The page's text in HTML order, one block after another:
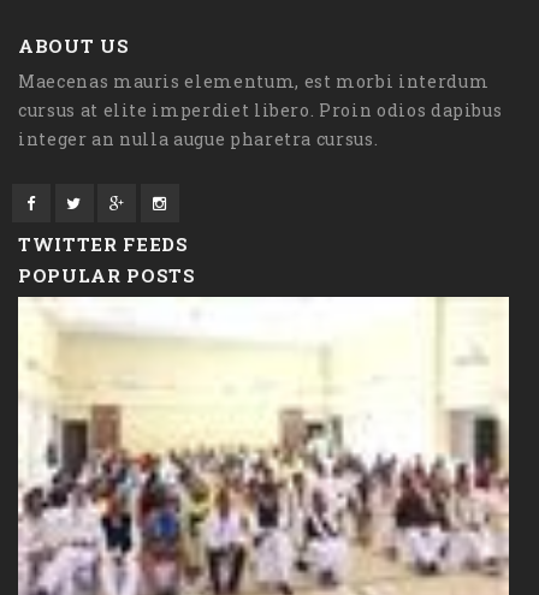
ABOUT US
Maecenas mauris elementum, est morbi interdum
cursus at elite imperdiet libero. Proin odios dapibus
integer an nulla augue pharetra cursus.
TWITTER FEEDS
POPULAR POSTS